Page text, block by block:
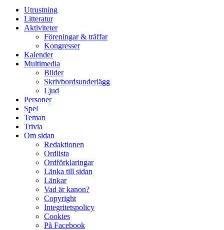
Utrustning
Litteratur
Aktiviteter
Föreningar & träffar
Kongresser
Kalender
Multimedia
Bilder
Skrivbordsunderlägg
Ljud
Personer
Spel
Teman
Trivia
Om sidan
Redaktionen
Ordlista
Ordförklaringar
Länka till sidan
Länkar
Vad är kanon?
Copyright
Integritetspolicy
Cookies
På Facebook